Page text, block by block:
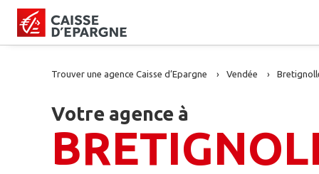
Trouver une agence Caisse d’Epargne Vendée
Votre agence à